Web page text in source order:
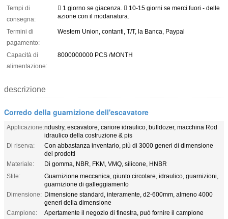
Tempi di
consegna:
 1 giorno se giacenza.  10-15 giorni se merci fuori - delle
azione con il modanatura.
Termini di
pagamento:
Western Union, contanti, T/T, la Banca, Paypal
Capacità di
alimentazione:
8000000000 PCS /MONTH
descrizione
Corredo della guarnizione dell'escavatore
Applicazione:ndustry, escavatore, cariore idraulico, bulldozer, macchina Rod
idraulico della costruzione & pis
Di riserva:
Con abbastanza inventario, più di 3000 generi di dimensione
dei prodotti
Materiale:
Di gomma, NBR, FKM, VMQ, silicone, HNBR
Stile:
Guarnizione meccanica, giunto circolare, idraulico, guarnizioni,
guarnizione di galleggiamento
Dimensione: Dimensione standard, interamente, d2-600mm, almeno 4000
generi della dimensione
Campione:
Apertamente il negozio di finestra, può fornire il campione